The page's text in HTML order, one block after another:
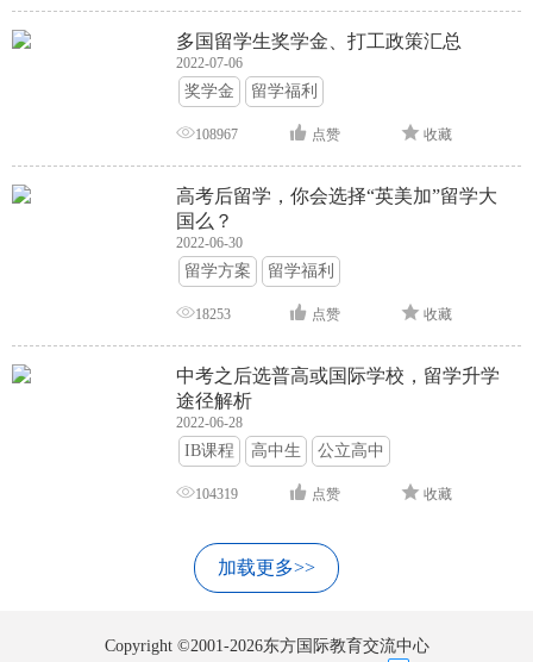
多国留学生奖学金、打工政策汇总
2022-07-06
奖学金 留学福利
108967 点赞 收藏
高考后留学，你会选择“英美加”留学大
国么？
2022-06-30
留学方案 留学福利
18253 点赞 收藏
中考之后选普高或国际学校，留学升学
途径解析
2022-06-28
IB课程 高中生 公立高中
104319 点赞 收藏
加载更多>>
Copyright ©2001-2026东方国际教育交流中心